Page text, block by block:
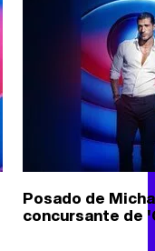
Posado de
concursante de